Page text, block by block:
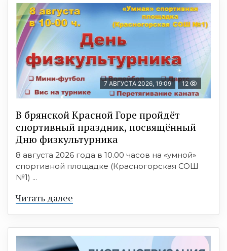
7 АВГУСТА 2026, 19:09 12
В брянской Красной Горе пройдёт
спортивный праздник, посвящённый
Дню физкультурника
8 августа 2026 года в 10.00 часов на «умной»
спортивной площадке (Красногорская СОШ
№1) ...
Читать далее